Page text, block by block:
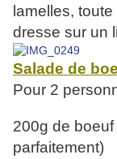
lamelles,
dresse sur un
Salade de
Pour 2
200g de
parfaitement)